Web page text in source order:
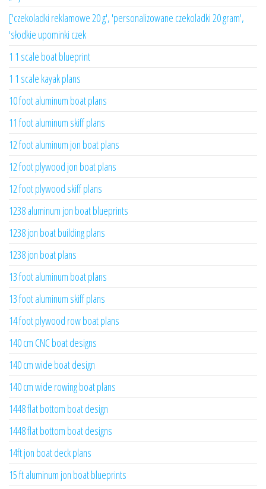
['czekoladki reklamowe 20 g', 'personalizowane czekoladki 20 gram',
'słodkie upominki czek
1 1 scale boat blueprint
1 1 scale kayak plans
10 foot aluminum boat plans
11 foot aluminum skiff plans
12 foot aluminum jon boat plans
12 foot plywood jon boat plans
12 foot plywood skiff plans
1238 aluminum jon boat blueprints
1238 jon boat building plans
1238 jon boat plans
13 foot aluminum boat plans
13 foot aluminum skiff plans
14 foot plywood row boat plans
140 cm CNC boat designs
140 cm wide boat design
140 cm wide rowing boat plans
1448 flat bottom boat design
1448 flat bottom boat designs
14ft jon boat deck plans
15 ft aluminum jon boat blueprints